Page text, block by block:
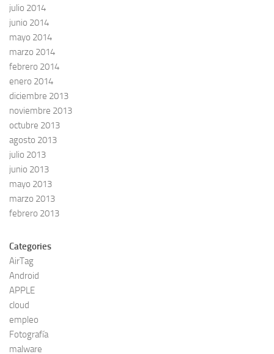
julio 2014
junio 2014
mayo 2014
marzo 2014
febrero 2014
enero 2014
diciembre 2013
noviembre 2013
octubre 2013
agosto 2013
julio 2013
junio 2013
mayo 2013
marzo 2013
febrero 2013
Categories
AirTag
Android
APPLE
cloud
empleo
Fotografía
malware